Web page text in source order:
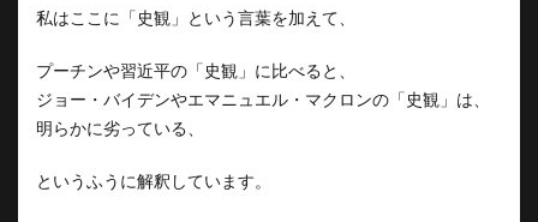
私はここに「史観」という言葉を加えて、
プーチンや習近平の「史観」に比べると、
ジョー・バイデンやエマニュエル・マクロンの「史観」は、
明らかに劣っている、
というふうに解釈しています。